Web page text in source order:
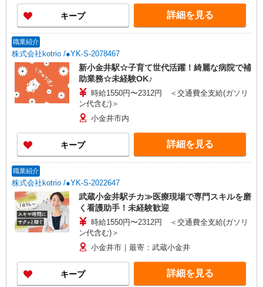
キープ 詳細を見る
職業紹介
株式会社kotrio /●YK-S-2078467
新小金井駅☆子育て世代活躍！綺麗な病院で補
助業務☆未経験OK♪
時給1550円〜2312円 ＜交通費全支給(ガソリ
ン代含む)＞
小金井市内
キープ 詳細を見る
職業紹介
株式会社kotrio /●YK-S-2022647
武蔵小金井駅チカ≫医療現場で専門スキルを磨
く看護助手！未経験歓迎
時給1550円〜2312円 ＜交通費全支給(ガソリ
ン代含む)＞
小金井市｜最寄：武蔵小金井
キープ 詳細を見る